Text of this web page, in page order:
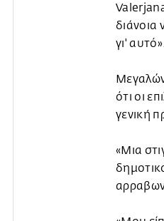
διάνοια
γι'
ότι οι
γενική
«Μια